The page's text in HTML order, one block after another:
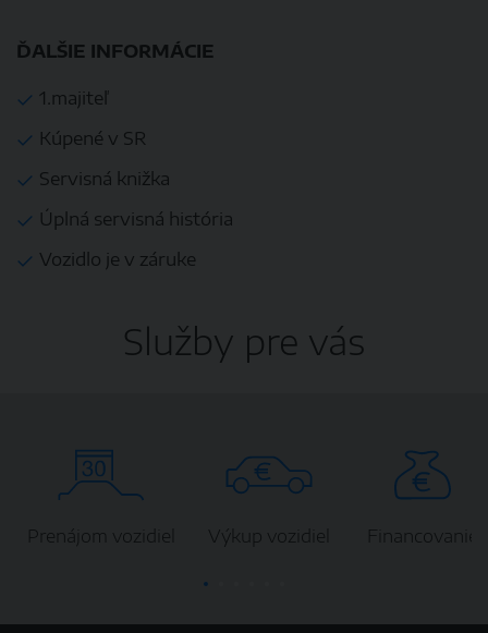
ĎALŠIE INFORMÁCIE
1.majiteľ
Kúpené v SR
Servisná knižka
Úplná servisná história
Vozidlo je v záruke
Služby pre vás
Prenájom vozidiel Výkup vozidiel Financovanie